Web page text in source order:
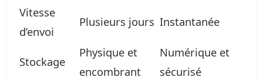
Vitesse
d’envoi
Plusieurs jours Instantanée
Stockage
Physique et
encombrant
Numérique et
sécurisé